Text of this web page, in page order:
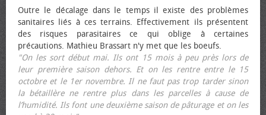
Outre le décalage dans le temps il existe des problèmes
sanitaires liés à ces terrains. Effectivement ils présentent
des risques parasitaires ce qui oblige à certaines
précautions. Mathieu Brassart n'y met que les bœufs.
"On les sort début mai. Ils ont 15 mois à peu près lors de
leur première saison dehors. Et on les rentre entre le 15
octobre et le 1er novembre. Il ne faut pas trop tarder sinon
la bétaillère ne rentre plus dans les parcelles à cause de
l’humidité. Ils font une deuxième saison de pâturage et on les